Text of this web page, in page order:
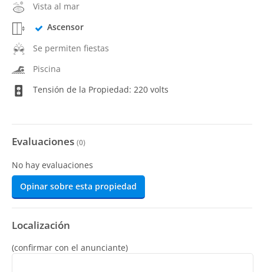
Vista al mar
Ascensor
Se permiten fiestas
Piscina
Tensión de la Propiedad: 220 volts
Evaluaciones (0)
No hay evaluaciones
Opinar sobre esta propiedad
Localización
(confirmar con el anunciante)